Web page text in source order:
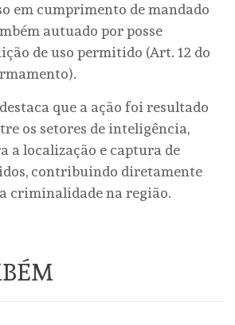
em cumprimento de mandado
autuado por posse
de uso permitido (Art. 12 do
que a ação foi resultado
os setores de inteligência,
a localização e captura de
contribuindo diretamente
criminalidade na região.